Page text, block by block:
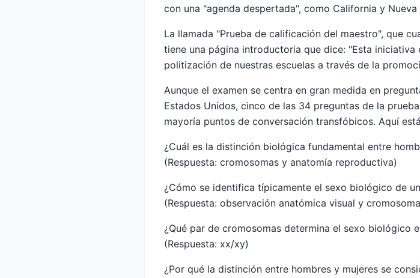
con una "agenda despertada", como California y Nueva
La llamada "Prueba de calificación del maestro", que
tiene una página introductoria que dice: "Esta
politización de nuestras escuelas a través de la
Aunque el examen se centra en gran medida en
Estados Unidos, cinco de las 34 preguntas de la
mayoría puntos de conversación transfóbicos. Aquí
¿Cuál es la distinción biológica fundamental entre
(Respuesta: cromosomas y anatomía reproductiva)
¿Cómo se identifica típicamente el sexo biológico de
(Respuesta: observación anatómica visual y
¿Qué par de cromosomas determina el sexo biológico
(Respuesta: xx/xy)
¿Por qué la distinción entre hombres y mujeres se